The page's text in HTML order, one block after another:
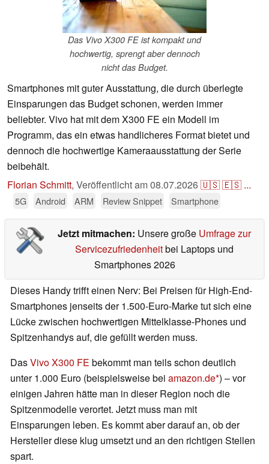
Das Vivo X300 FE ist kompakt und
hochwertig, sprengt aber dennoch
nicht das Budget.
Smartphones mit guter Ausstattung, die durch überlegte
Einsparungen das Budget schonen, werden immer
beliebter. Vivo hat mit dem X300 FE ein Modell im
Programm, das ein etwas handlicheres Format bietet und
dennoch die hochwertige Kameraausstattung der Serie
beibehält.
Florian Schmitt, Veröffentlicht am08.07.2026🇺🇸🇪🇸 ...
5G Android ARM Review Snippet Smartphone
Jetzt mitmachen: Unsere große Umfrage zur
Servicezufriedenheitbei Laptops und
Smartphones 2026
Dieses Handy trifft einen Nerv: Bei Preisen für High-End-
Smartphones jenseits der 1.500-Euro-Marke tut sich eine
Lücke zwischen hochwertigen Mittelklasse-Phones und
Spitzenhandys auf, die gefüllt werden muss.
DasVivo X300 FE bekommt man teils schon deutlich
unter 1.000 Euro (beispielsweise bei amazon.de ) – vor
einigen Jahren hätte man in dieser Region noch die
Spitzenmodelle verortet. Jetzt muss man mit
Einsparungen leben. Es kommt aber darauf an, ob der
Hersteller diese klug umsetzt und an den richtigen Stellen
spart.